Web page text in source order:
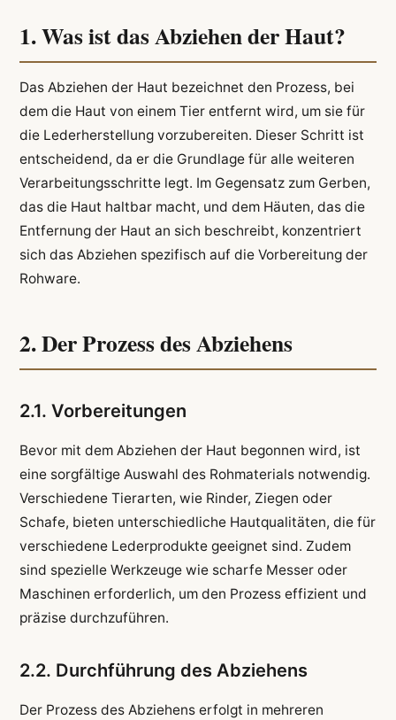
1. Was ist das Abziehen der Haut?
Das Abziehen der Haut bezeichnet den Prozess, bei
dem die Haut von einem Tier entfernt wird, um sie für
die Lederherstellung vorzubereiten. Dieser Schritt ist
entscheidend, da er die Grundlage für alle weiteren
Verarbeitungsschritte legt. Im Gegensatz zum Gerben,
das die Haut haltbar macht, und dem Häuten, das die
Entfernung der Haut an sich beschreibt, konzentriert
sich das Abziehen spezifisch auf die Vorbereitung der
Rohware.
2. Der Prozess des Abziehens
2.1. Vorbereitungen
Bevor mit dem Abziehen der Haut begonnen wird, ist
eine sorgfältige Auswahl des Rohmaterials notwendig.
Verschiedene Tierarten, wie Rinder, Ziegen oder
Schafe, bieten unterschiedliche Hautqualitäten, die für
verschiedene Lederprodukte geeignet sind. Zudem
sind spezielle Werkzeuge wie scharfe Messer oder
Maschinen erforderlich, um den Prozess effizient und
präzise durchzuführen.
2.2. Durchführung des Abziehens
Der Prozess des Abziehens erfolgt in mehreren